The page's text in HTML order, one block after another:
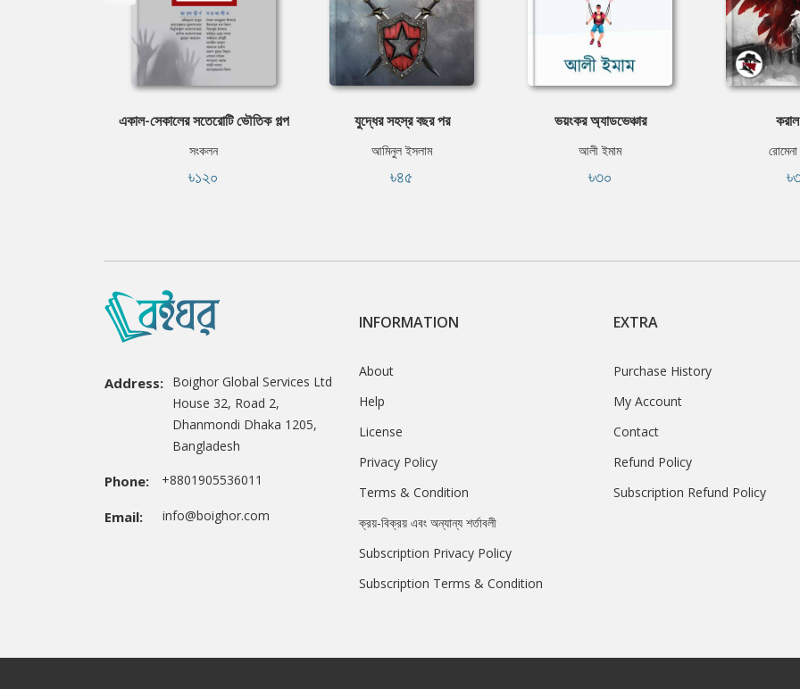
একাল-সেকালের সতেরোটি ভৌতিক গল্প
সংকলন
৳১২০
যুদ্ধের সহস্র বছর পর
আমিনুল ইসলাম
৳৪৫
ভয়ংকর অ্যাডভেঞ্চার
আলী ইমাম
৳৩০
Address: Boighor Global Services Ltd
House 32, Road 2,
Dhanmondi Dhaka 1205,
Bangladesh
Phone: +8801905536011
Email: info@boighor.com
INFORMATION
About
Help
License
Privacy Policy
Terms & Condition
ক্রয়-বিক্রয় এবং অন্যান্য শর্তাবলী
Subscription Privacy Policy
Subscription Terms & Condition
EXTRA
Purchase History
My Account
Contact
Refund Policy
Subscription Refund Policy